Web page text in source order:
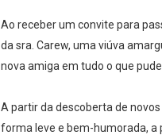
Ao receber um convite para
da sra. Carew, uma viúva
nova amiga em tudo o que
A partir da descoberta de
forma leve e bem-humorada, a